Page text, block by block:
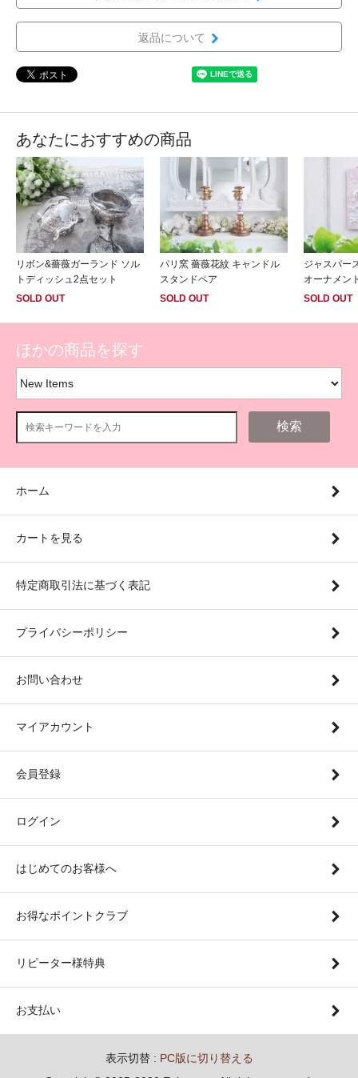
返品について
あなたにおすすめの商品
リボン&薔薇ガーランド ソル
トディッシュ2点セット
SOLD OUT
パリ窯 薔薇花紋 キャンドル
スタンドペア
SOLD OUT
ジャスパー
オーナメン
SOLD OUT
ほかの商品を探す
検索
ホーム
カートを見る
特定商取引法に基づく表記
プライバシーポリシー
お問い合わせ
マイアカウント
会員登録
ログイン
はじめてのお客様へ
お得なポイントクラブ
リピーター様特典
お支払い
表示切替 : PC版に切り替える